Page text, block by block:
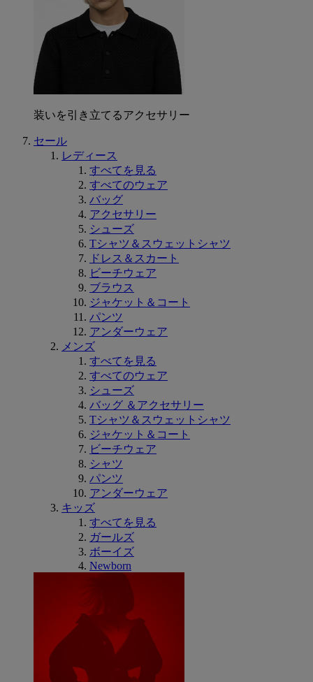
装いを引き立てるアクセサリー
セール
レディース
すべてを見る
すべてのウェア
バッグ
アクセサリー
シューズ
Tシャツ＆スウェットシャツ
ドレス＆スカート
ビーチウェア
ブラウス
ジャケット＆コート
パンツ
アンダーウェア
メンズ
すべてを見る
すべてのウェア
シューズ
バッグ ＆アクセサリー
Tシャツ＆スウェットシャツ
ジャケット＆コート
ビーチウェア
シャツ
パンツ
アンダーウェア
キッズ
すべてを見る
ガールズ
ボーイズ
Newborn